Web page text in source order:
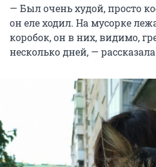
— Был очень худой, просто
он еле ходил. На мусорке
коробок, он в них, видимо,
несколько дней, —